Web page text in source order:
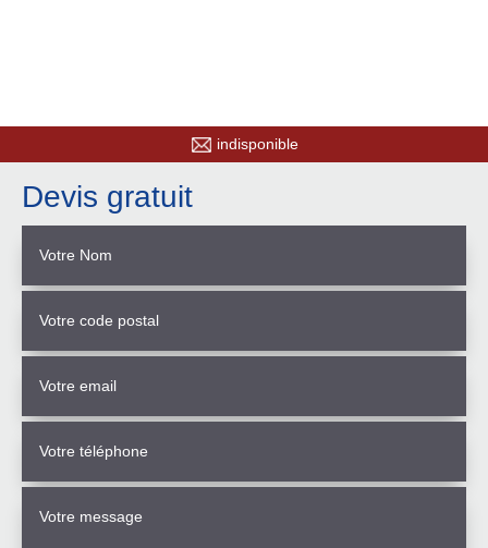
indisponible
Devis gratuit